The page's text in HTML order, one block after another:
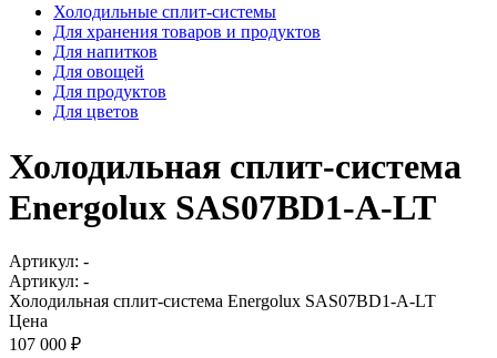
Холодильные сплит-системы
Для хранения товаров и продуктов
Для напитков
Для овощей
Для продуктов
Для цветов
Холодильная сплит-система
Energolux SAS07BD1-A-LT
Артикул: -
Артикул: -
Холодильная сплит-система Energolux SAS07BD1-A-LT
Цена
107 000 ₽